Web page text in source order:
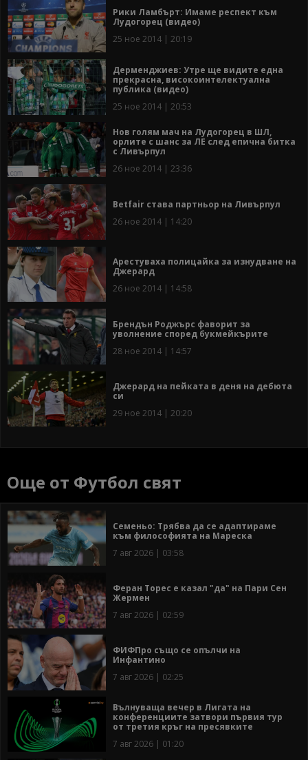
Рики Ламбърт: Имаме респект към
Лудогорец (видео)
25 ное 2014 | 20:19
Дерменджиев: Утре ще видите една
прекрасна, високоинтелектуална
публика (видео)
25 ное 2014 | 20:53
Нов голям мач на Лудогорец в ШЛ,
орлите с шанс за ЛЕ след епична битка
с Ливърпул
26 ное 2014 | 23:36
Betfair става партньор на Ливърпул
26 ное 2014 | 14:20
Арестуваха полицайка за изнудване на
Джерард
26 ное 2014 | 14:58
Брендън Роджърс фаворит за
уволнение според букмейкърите
28 ное 2014 | 14:57
Джерард на пейката в деня на дебюта
си
29 ное 2014 | 20:20
Още от Футбол свят
Семеньо: Трябва да се адаптираме
към философията на Мареска
7 авг 2026 | 03:58
Феран Торес е казал "да" на Пари Сен
Жермен
7 авг 2026 | 02:59
ФИФПро също се опълчи на
Инфантино
7 авг 2026 | 02:25
Вълнуваща вечер в Лигата на
конференциите затвори първия тур
от третия кръг на пресявките
7 авг 2026 | 01:20